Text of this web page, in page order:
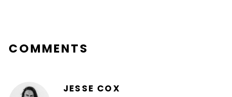
COMMENTS
JESSE COX